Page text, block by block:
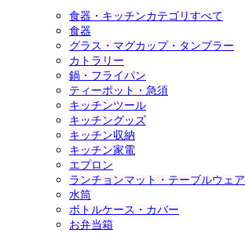
食器・キッチンカテゴリすべて
食器
グラス・マグカップ・タンブラー
カトラリー
鍋・フライパン
ティーポット・急須
キッチンツール
キッチングッズ
キッチン収納
キッチン家電
エプロン
ランチョンマット・テーブルウェア
水筒
ボトルケース・カバー
お弁当箱